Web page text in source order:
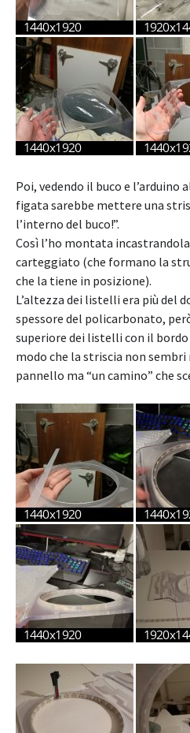
Poi, vedendo il buco e l’arduino
figata sarebbe mettere una
l’interno del buco!”.
Così l’ho montata
carteggiato (che formano la
che la tiene in posizione).
L’altezza dei listelli era più del
spessore del policarbonato,
superiore dei listelli con il
modo che la striscia non
pannello ma “un camino” che